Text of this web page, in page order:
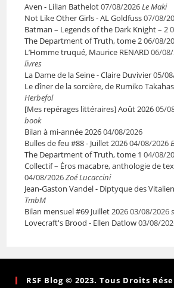
Aven - Lilian Bathelot07/08/2026Le Maki
Not Like Other Girls - AL Goldfuss07/08/
Batman – Legends of the Dark Knight – 2
The Department of Truth, tome 206/08/
L’Homme truqué, Maurice RENARD06/
livres
La Dame de la Seine - Claire Duvivier05/
Le dîner de la sorcière, de Rumiko
Herbefol
[Mes repérages littéraires] Août 202605/
book
Bilan à mi-année 202604/08/2026
Bulles de feu #88 - Juillet 202604/08/2026
The Department of Truth, tome 1 04/08/
Collectif – Éros macabre, anthologie de
04/08/2026Zoé Lucaccini
Jean-Gaston Vandel - Diptyque des
TmbM
Bilan mensuel #69 Juillet 202603/08/2026
Lovecraft's Brood - Ellen Datlow03/08/
RSF Blog © 2023. Tous Droits